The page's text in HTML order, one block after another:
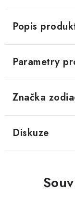
Obchodní podmínky
Popis
Parametry
Značka
Diskuze